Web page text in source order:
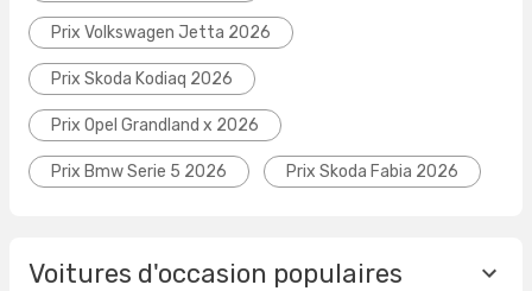
Prix Volkswagen Jetta 2026
Prix Skoda Kodiaq 2026
Prix Opel Grandland x 2026
Prix Bmw Serie 5 2026 Prix Skoda Fabia 2026
Voitures d'occasion populaires